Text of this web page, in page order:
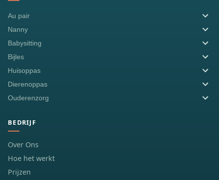
Au pair
Nanny
Babysitting
Bijles
Huisoppas
Dierenoppas
Ouderenzorg
BEDRIJF
Over Ons
Hoe het werkt
Prijzen